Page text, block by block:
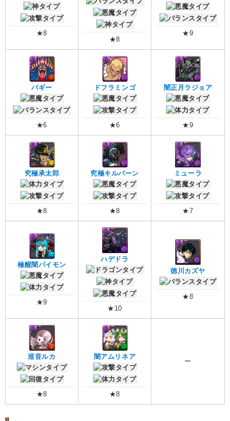
★8
★8
★9
バギー
★6
ドフラミンゴ
★6
闇正月ラジョア
★9
究極承太郎
★8
究極キルバーン
★8
ミューラ
★7
極醒闇パイモン
★9
ハデドラ
★10
徳川カズヤ
★8
巡音ルカ
★8
闇アムリネア
★8
ー